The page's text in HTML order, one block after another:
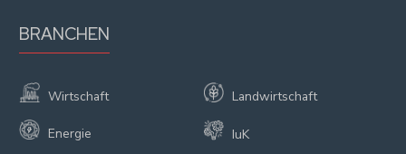
BRANCHEN
Wirtschaft
Energie
Landwirtschaft
IuK